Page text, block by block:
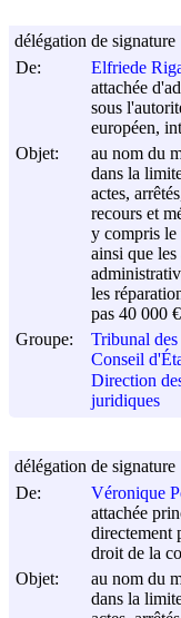
De:
Elfriede
attachée
sous
européen,
Objet:
au nom du
dans la
actes,
recours et
y compris le
ainsi que les
les
pas 40 000 €
Groupe:
Tribunal
Conseil
Direction
juridiques
délégation de signature
De:
Véronique
attachée
directement
droit de la
Objet:
au nom du
dans la
délégation de signature